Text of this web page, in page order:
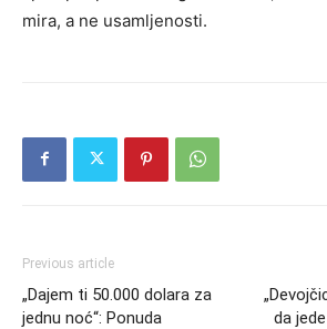
mira, a ne usamljenosti.
Previous article
„Dajem ti 50.000 dolara za
jednu noć“: Ponuda
da